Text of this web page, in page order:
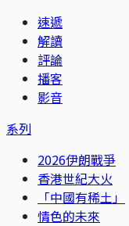
速遞
解讀
評論
播客
影音
系列
2026伊朗戰爭
香港世紀大火
「中國有稀土」
情色的未來